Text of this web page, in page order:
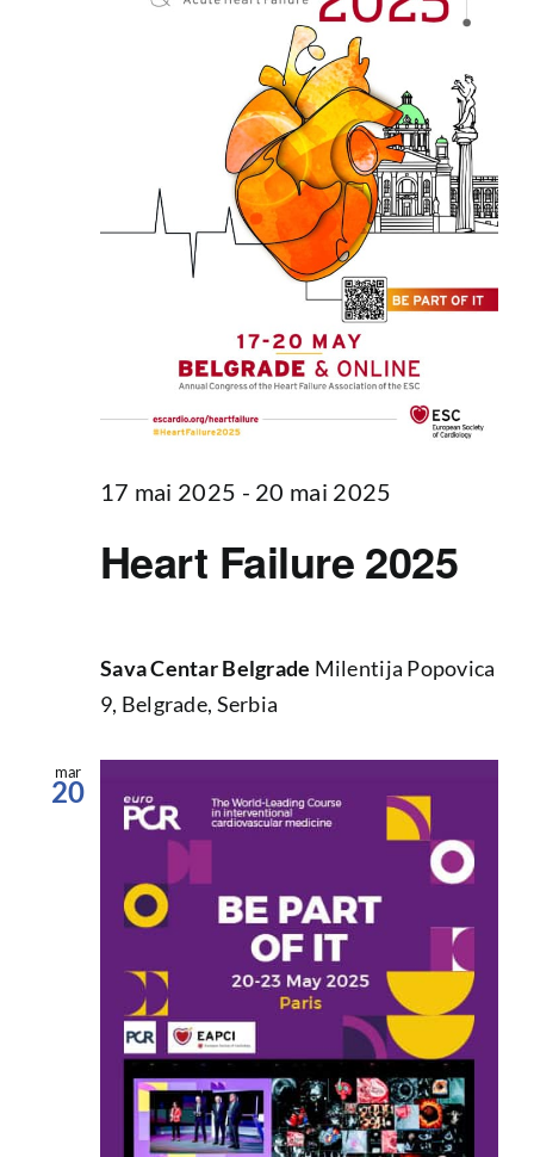
Heart Failure 2025
17 mai 2025 - 20 mai 2025
Sava Centar Belgrade Milentija Popovica
9, Belgrade, Serbia
mar
20